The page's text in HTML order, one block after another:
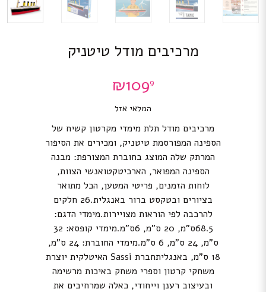
מרכיבים מודל טיטניק
₪1099
המלאי אזל
מרכיבים מודל תלת מימדי מקרטון קשיח של
הספינה המפורסמת טיטניק, ומכירים את הסיפור
המרתק שלה המוצג בחוברת המצורפת: מבנה
הספינה המפואר, הארכיטקטואנשי הצוות,
לוחות הזמנים, פריטי המטען, הכל מתואר
בציורים ובטקסט ברור באנגלית.26 חלקים
להרכבה לפי הוראות מצויירות.מימדי הדגם:
68.5ס”מ, 20 ס”מ, 6ס”מ.מימדי קופסא: 32
ס”מ, 24 ס”מ, 6 ס”מ.מימדי החוברת: 24 ס”מ,
18 ס”מ, באנגליתחברת Sassi האיטלקית יוצרת
משחקי קרטון וספרי משחק באיכות מרשימה
ובעיצוב רענן וייחודי, כאלה שמרחיבים את